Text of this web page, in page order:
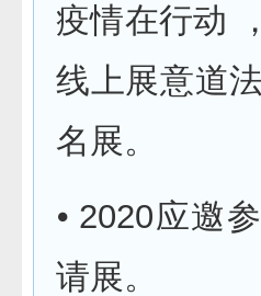
疫情在行动
线上展意道
名展。
⦁ 2020应邀
请展。